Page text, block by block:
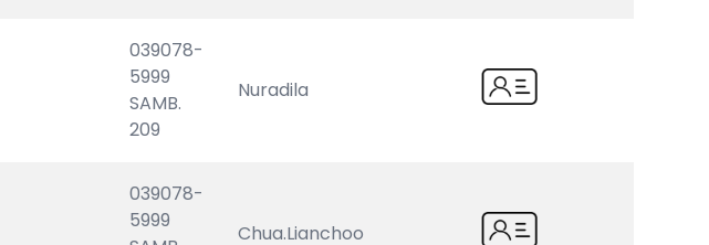
039078-
5999
SAMB.
209
Nuradila
039078-
5999
Chua.lianchoo